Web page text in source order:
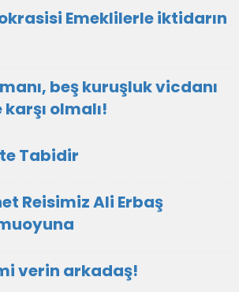
Emeklilerle iktidarın
beş kuruşluk vicdanı
karşı olmalı!
Tabidir
Reisimiz Ali Erbaş
verin arkadaş!